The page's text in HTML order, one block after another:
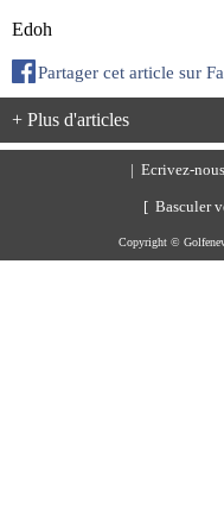
Edoh
Partager cet article sur
+ Plus d'articles
Ecrivez-nous
[ Basculer
Copyright ©